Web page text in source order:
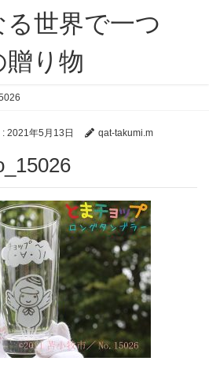
世界で一つ
贈り物
: 2021年5月13日 qat-takumi.m